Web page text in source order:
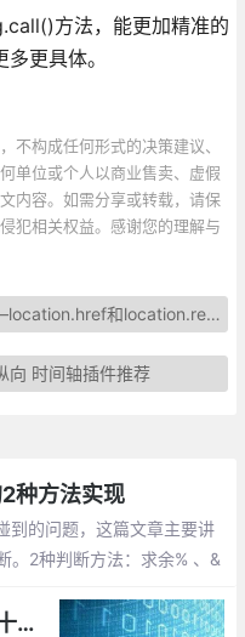
方法，能更加精准的
更具体。
不构成任何形式的决策建议、
单位或个人以商业售卖、虚假
内容。如需分享或转载，请保
犯相关权益。感谢您的理解与
和location.replace用法和区别
向 时间轴插件推荐
种方法实现
到的问题，这篇文章主要讲
2种判断方法：求余% 、&
进制转换_二进制、八进制和十六进制数之间的转换